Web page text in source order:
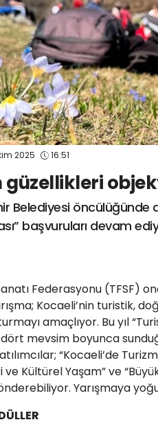
2025 16:51
güzellikleri
Belediyesi öncülüğünde
başvuruları devam
Federasyonu (TFSF)
Kocaeli’nin turistik,
amaçlıyor. Bu yıl
mevsim boyunca
“Kocaeli’de
ve Kültürel Yaşam” ve
Yarışmaya